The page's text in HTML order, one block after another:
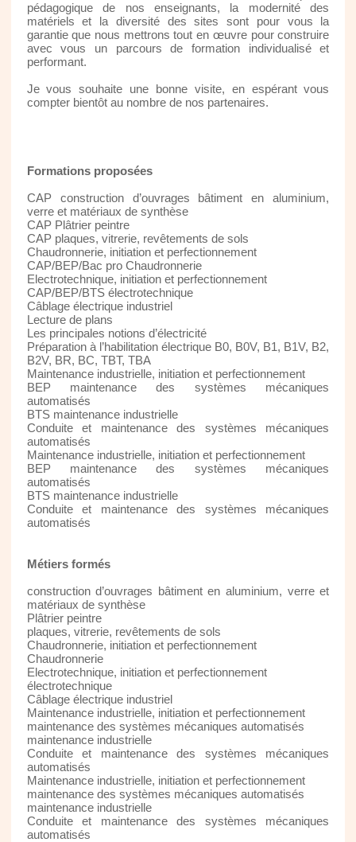
pédagogique de nos enseignants, la modernité des
matériels et la diversité des sites sont pour vous la
garantie que nous mettrons tout en œuvre pour construire
avec vous un parcours de formation individualisé et
performant.
Je vous souhaite une bonne visite, en espérant vous
compter bientôt au nombre de nos partenaires.
Formations proposées
CAP construction d’ouvrages bâtiment en aluminium,
verre et matériaux de synthèse
CAP Plâtrier peintre
CAP plaques, vitrerie, revêtements de sols
Chaudronnerie, initiation et perfectionnement
CAP/BEP/Bac pro Chaudronnerie
Electrotechnique, initiation et perfectionnement
CAP/BEP/BTS électrotechnique
Câblage électrique industriel
Lecture de plans
Les principales notions d’électricité
Préparation à l’habilitation électrique B0, B0V, B1, B1V, B2,
B2V, BR, BC, TBT, TBA
Maintenance industrielle, initiation et perfectionnement
BEP maintenance des systèmes mécaniques
automatisés
BTS maintenance industrielle
Conduite et maintenance des systèmes mécaniques
automatisés
Maintenance industrielle, initiation et perfectionnement
BEP maintenance des systèmes mécaniques
automatisés
BTS maintenance industrielle
Conduite et maintenance des systèmes mécaniques
automatisés
Métiers formés
construction d’ouvrages bâtiment en aluminium, verre et
matériaux de synthèse
Plâtrier peintre
plaques, vitrerie, revêtements de sols
Chaudronnerie, initiation et perfectionnement
Chaudronnerie
Electrotechnique, initiation et perfectionnement
électrotechnique
Câblage électrique industriel
Maintenance industrielle, initiation et perfectionnement
maintenance des systèmes mécaniques automatisés
maintenance industrielle
Conduite et maintenance des systèmes mécaniques
automatisés
Maintenance industrielle, initiation et perfectionnement
maintenance des systèmes mécaniques automatisés
maintenance industrielle
Conduite et maintenance des systèmes mécaniques
automatisés